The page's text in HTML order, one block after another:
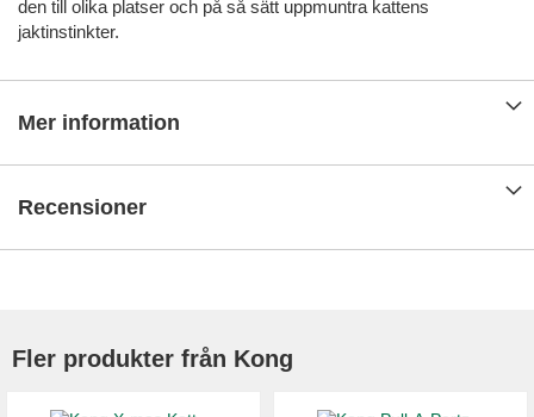
den till olika platser och på så sätt uppmuntra kattens
jaktinstinkter.
Mer information
Recensioner
Fler produkter från Kong